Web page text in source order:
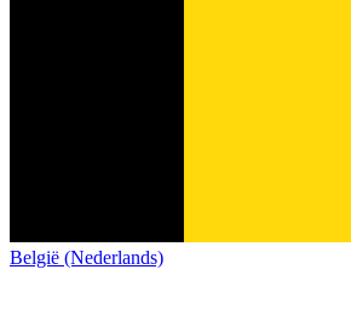
België (Nederlands)